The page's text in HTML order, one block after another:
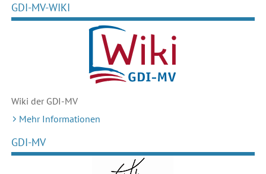
GDI-MV-WIKI
Wiki der GDI-MV
Mehr Informationen
GDI-MV